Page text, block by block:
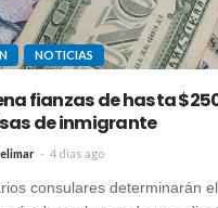
NOTICIAS
fianzas de hasta
de inmigrante
4 días ago
consulares determinarán